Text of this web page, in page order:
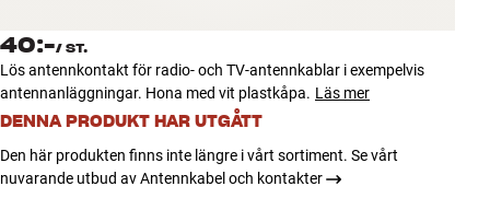
Kundtjänst
Logga in
Kundtjänst
Bygg med ljud
40:-/ ST.
Lös antennkontakt för radio- och TV-antennkablar i exempelvis
antennanläggningar. Hona med vit plastkåpa. Läs mer
DENNA PRODUKT HAR UTGÅTT
Den här produkten finns inte längre i vårt sortiment. Se vårt
nuvarande utbud av Antennkabel och kontakter